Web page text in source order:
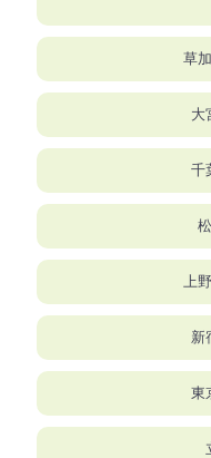
草
大
千
上
新
東